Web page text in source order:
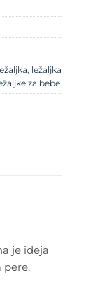
, ležaljka
za bebe
je ideja
pere.